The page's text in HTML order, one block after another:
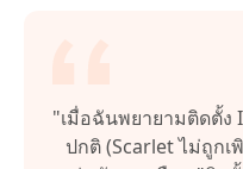
"เมื่อฉันพยายามติดตั้ง
ปกติ (Scarlet ไม่ถูก